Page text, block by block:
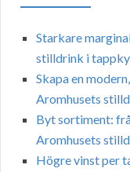
Starkare
stilldrink i
Skapa en
Aromhusets
Byt sortiment:
Aromhusets
Högre vinst per